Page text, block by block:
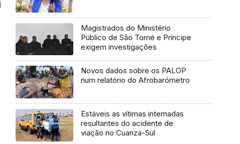
Magistrados do Ministério
Público de São Tomé e Príncipe
exigem investigações
Novos dados sobre os PALOP
num relatório do Afrobarómetro
Estáveis as vítimas internadas
resultantes do acidente de
viação no Cuanza-Sul